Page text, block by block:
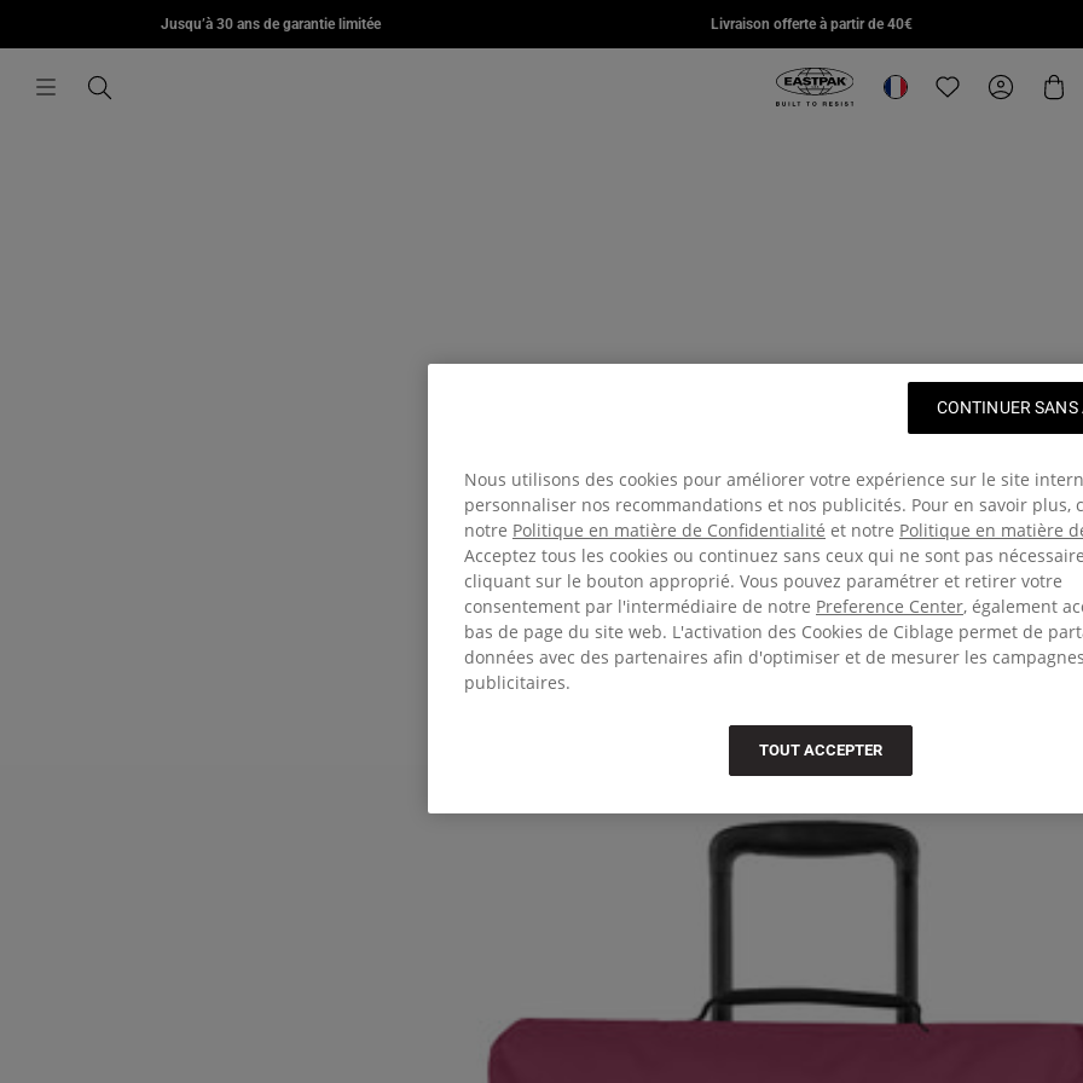
Aller au contenuJusqu’à 30 ans de garantie limitée Livraison offerte à partir de 40€
Menu Recherche Eastpak, accéder à la page d'accueil
Changer de lieu
MORIUS DAY PAK'R PRO STUDY BUDDY
€95,00
Nous utilisons des cookies pour améliorer votre expérience sur le site
personnaliser nos recommandations et nos publicités. Pour en savoir plus,
notre Politique en matière de Confidentialité et notre Politique en matière
Acceptez tous les cookies ou continuez sans ceux qui ne sont pas
cliquant sur le bouton approprié. Vous pouvez paramétrer et retirer votre
consentement par l'intermédiaire de notre Preference Center, également
bas de page du site web. L'activation des Cookies de Ciblage permet de
données avec des partenaires afin d'optimiser et de mesurer les campagnes
publicitaires.
TOUT ACCEPTER
CONTINUER SANS